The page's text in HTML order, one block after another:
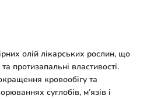
олій лікарських рослин, що
протизапальні властивості.
кровообігу та
суглобів, м’язів і